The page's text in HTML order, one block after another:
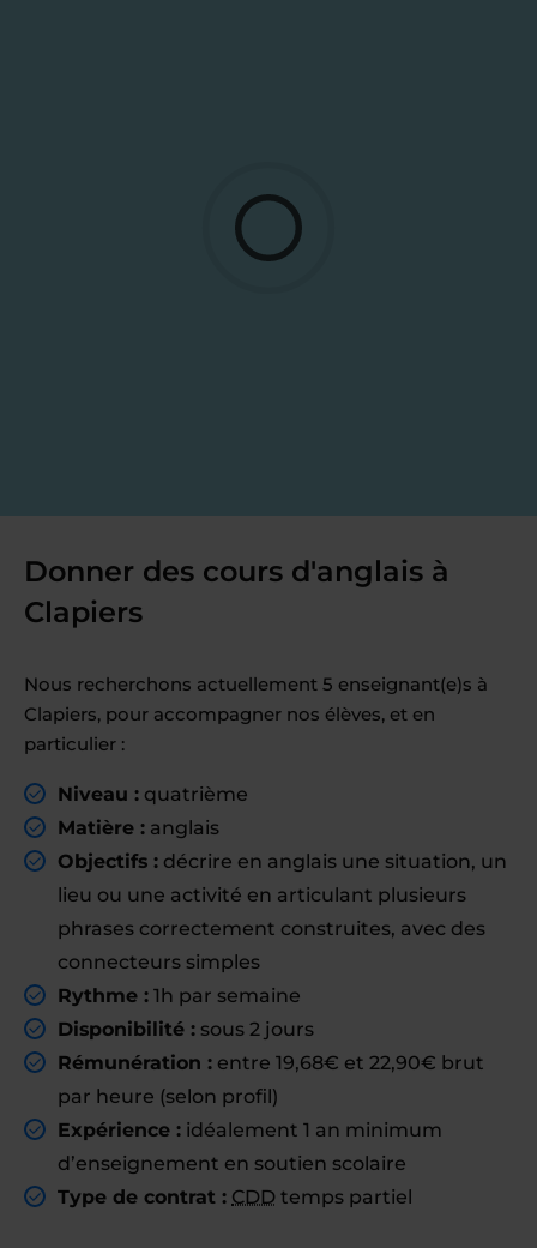
Donner des cours d'anglais à
Clapiers
Nous recherchons actuellement 5 enseignant(e)s à
Clapiers, pour accompagner nos élèves, et en
particulier :
Niveau : quatrième
Matière : anglais
Objectifs : décrire en anglais une situation, un
lieu ou une activité en articulant plusieurs
phrases correctement construites, avec des
connecteurs simples
Rythme : 1h par semaine
Disponibilité : sous 2 jours
Rémunération : entre 19,68€ et 22,90€ brut
par heure (selon profil)
Expérience : idéalement 1 an minimum
d’enseignement en soutien scolaire
Type de contrat : CDD temps partiel